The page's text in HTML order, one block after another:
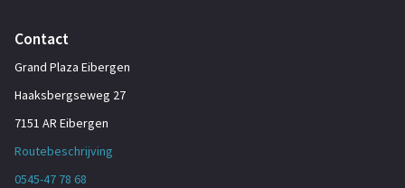
Contact
Grand Plaza Eibergen
Haaksbergseweg 27
7151 AR Eibergen
Routebeschrijving
0545-47 78 68